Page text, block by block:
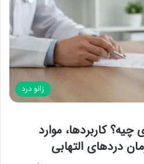
زانو درد
چیه؟ کاربردها، موارد
دردهای التهابی